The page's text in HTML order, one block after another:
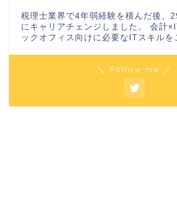
税理士業界で4年弱経験を積んだ後、
にキャリアチェンジしました。 会計
ックオフィス向けに必要なITスキルを
＼ Follow me ／